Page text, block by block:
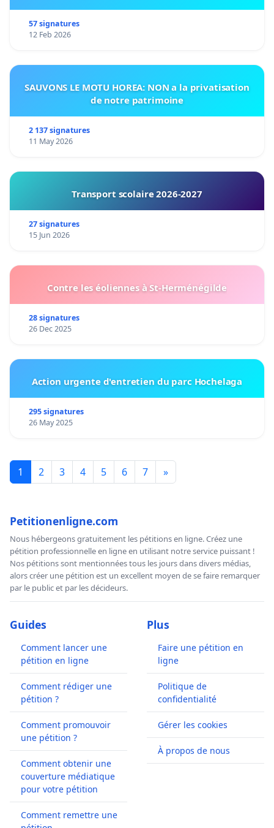
57 signatures
12 Feb 2026
SAUVONS LE MOTU HOREA: NON a la privatisation
de notre patrimoine
2 137 signatures
11 May 2026
Transport scolaire 2026-2027
27 signatures
15 Jun 2026
Contre les éoliennes à St-Herménégilde
28 signatures
26 Dec 2025
Action urgente d'entretien du parc Hochelaga
295 signatures
26 May 2025
1 2 3 4 5 6 7 »
Petitionenligne.com
Nous hébergeons gratuitement les pétitions en ligne. Créez une
pétition professionnelle en ligne en utilisant notre service puissant !
Nos pétitions sont mentionnées tous les jours dans divers médias,
alors créer une pétition est un excellent moyen de se faire remarquer
par le public et par les décideurs.
Guides
Comment lancer une
pétition en ligne
Comment rédiger une
pétition ?
Comment promouvoir
une pétition ?
Comment obtenir une
couverture médiatique
pour votre pétition
Comment remettre une
Plus
Faire une pétition en
ligne
Politique de
confidentialité
Gérer les cookies
À propos de nous